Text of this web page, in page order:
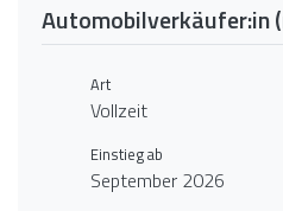
Automobilverkäufer:in
Art
Vollzeit
Einstieg ab
September 2026